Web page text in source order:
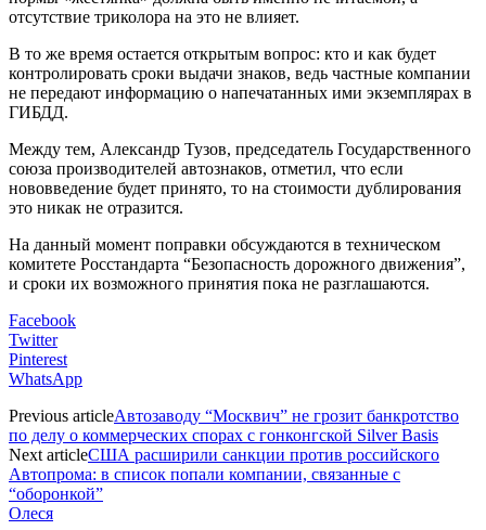
отсутствие триколора на это не влияет.
В то же время остается открытым вопрос: кто и как будет
контролировать сроки выдачи знаков, ведь частные компании
не передают информацию о напечатанных ими экземплярах в
ГИБДД.
Между тем, Александр Тузов, председатель Государственного
союза производителей автознаков, отметил, что если
нововведение будет принято, то на стоимости дублирования
это никак не отразится.
На данный момент поправки обсуждаются в техническом
комитете Росстандарта “Безопасность дорожного движения”,
и сроки их возможного принятия пока не разглашаются.
Facebook
Twitter
Pinterest
WhatsApp
Previous articleАвтозаводу “Москвич” не грозит банкротство
по делу о коммерческих спорах с гонконгской Silver Basis
Next articleСША расширили санкции против российского
Автопрома: в список попали компании, связанные с
“оборонкой”
Олеся